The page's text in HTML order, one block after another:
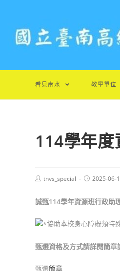
看見南水 教學單位
114學年
Posttnvs_special
Post2025-06-
誠甄114學年資源班行政助
協助本校身心障礙類特
甄選資格及方式請詳閱簡章
甄選簡章